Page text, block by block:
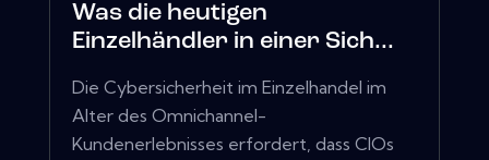
Was die heutigen
Einzelhändler in einer Sich...
Die Cybersicherheit im Einzelhandel im
Alter des Omnichannel-
Kundenerlebnisses erfordert, dass CIOs